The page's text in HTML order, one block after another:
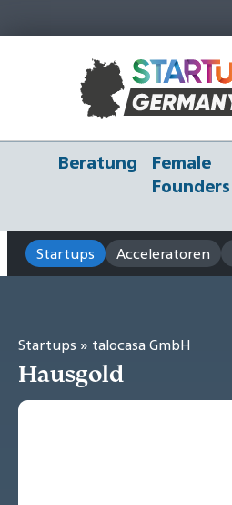
Beratung
Female
Founders
Startups Acceleratoren
Startups » talocasa GmbH
Hausgold